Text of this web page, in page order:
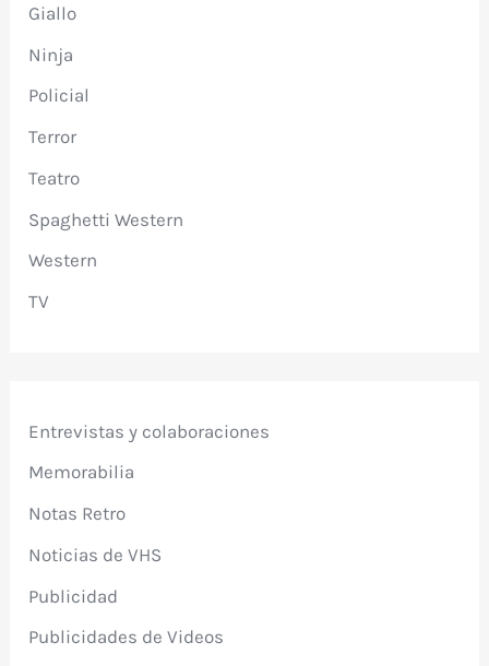
Giallo
Ninja
Policial
Terror
Teatro
Spaghetti Western
Western
TV
Entrevistas y colaboraciones
Memorabilia
Notas Retro
Noticias de VHS
Publicidad
Publicidades de Videos